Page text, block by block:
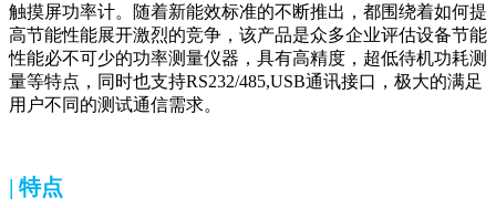
触摸屏功率计。随着新能效标准的不断推出，都围绕着如何提
高节能性能展开激烈的竞争，该产品是众多企业评估设备节能
性能必不可少的功率测量仪器，具有高精度，超低待机功耗测
量等特点，同时也支持RS232/485,USB通讯接口，极大的满足
用户不同的测试通信需求。
| 特点